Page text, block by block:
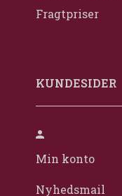
Fragtpriser
KUNDESIDER
Min konto
Nyhedsmail